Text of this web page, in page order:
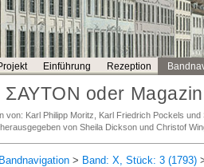
Einführung Rezeption
oder
von: Karl Philipp Moritz, Karl Friedrich Pockels und
von Sheila Dickson und Christof
Bandnavigation > Band: X, Stück: 3 (1793)